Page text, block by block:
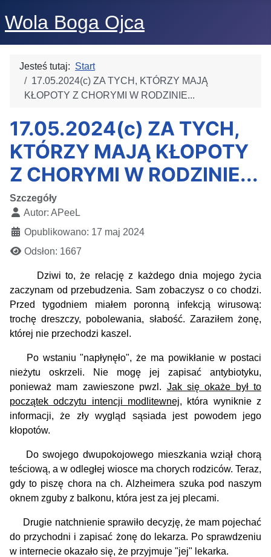
Wola Boga Ojca
Jesteś tutaj: Start
17.05.2024(c) ZA TYCH, KTÓRZY MAJĄ
KŁOPOTY Z CHORYMI W RODZINIE...
17.05.2024(c) ZA TYCH,
KTÓRZY MAJĄ KŁOPOTY
Z CHORYMI W RODZINIE...
Szczegóły
Autor: APeeL
Opublikowano: 17 maj 2024
Odsłon: 1667
Dziwi to, że relację z każdego dnia mojego życia
zaczynam od przebudzenia. Sam zobaczysz o co chodzi.
Przed tygodniem miałem poronną infekcją wirusową:
trochę dreszczy, pobolewania, słabość. Zaraziłem żonę,
której nie przechodzi kaszel.
Po wstaniu "napłynęło", że ma powikłanie w postaci
nieżytu oskrzeli. Nie mogę jej zapisać antybiotyku,
ponieważ mam zawieszone pwzl. Jak się okaże był to
początek odczytu intencji modlitewnej, która wyniknie z
informacji, że zły wygląd sąsiada jest powodem jego
kłopotów.
Do swojego dwupokojowego mieszkania wziął chorą
teściową, a w odległej wiosce ma chorych rodziców. Teraz,
gdy to piszę chora na ch. Alzheimera szuka pod naszym
oknem zguby z balkonu, która jest za jej plecami.
Drugie natchnienie sprawiło decyzję, że mam pojechać
do przychodni i zapisać żonę do lekarza. Po sprawdzeniu
w internecie okazało się, że przyjmuje "jej" lekarka.